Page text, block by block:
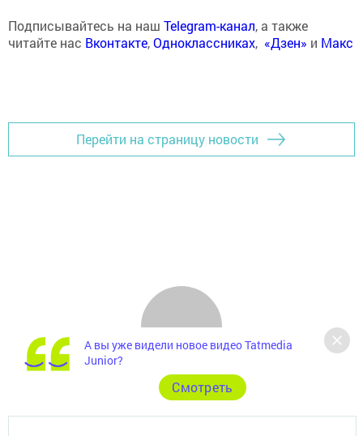
Подписывайтесь на наш Telegram-канал, а также
читайте нас Вконтакте,Одноклассниках, «Дзен» и Макс
Перейти на страницу новости
А вы уже видели новое видео Tatmedia
Junior?
Cмотреть